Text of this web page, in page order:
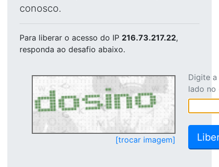
conosco.
Para liberar o acesso do IP 216.73.217.22,
responda ao desafio abaixo.
[trocar imagem]
Digite
lado no